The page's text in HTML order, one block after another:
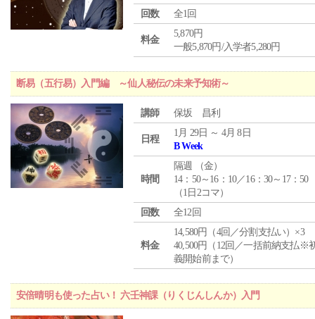
回数
全1回
料金
5,870円
一般5,870円/入学者5,280円
断易（五行易）入門編 ～仙人秘伝の未来予知術～
講師 保坂 昌利
日程
1月 29日 ～ 4月 8日
B Week
時間
隔週 （金）
14：50～16：10／16：30～17：50
（1日2コマ）
回数
全12回
料金
14,580円（4回／分割支払い）×3
40,500円（12回／一括前納支払※
義開始前まで）
安倍晴明も使った占い！ 六壬神課（りくじんしんか）入門